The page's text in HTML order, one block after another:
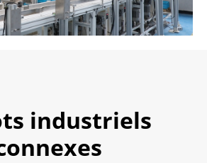
industriels